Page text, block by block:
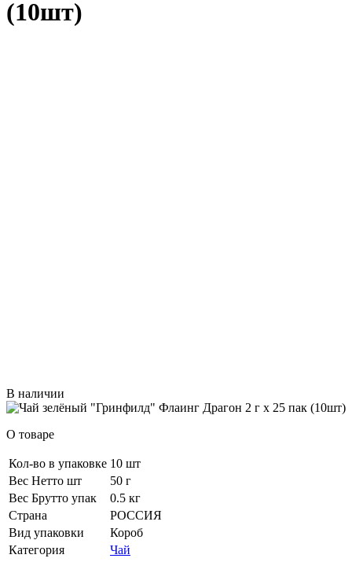
(10шт)
В наличии
О товаре
Кол-во в упаковке 10 шт
Вес Нетто шт
50 г
Вес Брутто упак
0.5 кг
Страна
РОССИЯ
Вид упаковки
Короб
Категория
Чай